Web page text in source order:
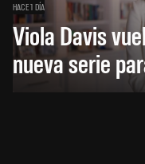
HACE 1 DÍA
Viola Davis
nueva serie